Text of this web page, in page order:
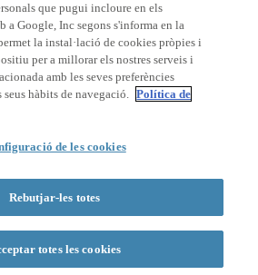
Barcelona - URL |Avís legal
que pugui incloure en els
a Google, Inc segons s'informa en la
la instal·lació de cookies pròpies i
per a millorar els nostres serveis i
amb les seves preferències
hàbits de navegació. Política de
de les cookies
Rebutjar-les totes
totes les cookies